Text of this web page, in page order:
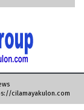
Momentum
Ini Besaran Gaji ke-
kembali
seperti Djoko
cilamayakulon.com